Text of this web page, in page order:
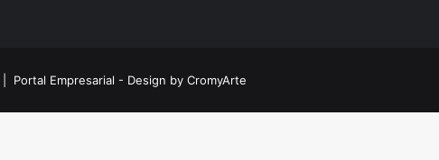
| Portal Empresarial - Design by CromyArte